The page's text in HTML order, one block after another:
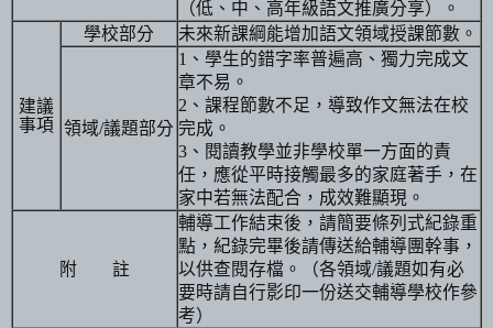
（低、中、高年級語文推廣分享）。
建議
事項
學校部分 未來新課綱能增加語文領域授課節數。
領域/議題部分
1 、學生的錯字率普遍高、獨力完成文
章不易。
2 、課程節數不足，導致作文無法在校
完成。
3 、閱讀教學並非學校單一方面的責
任，應從平時接觸最多的家庭著手，在
家中若無法配合，成效難顯現。
附 註
輔導工作結束後，請簡要條列式紀錄重
點，紀錄完畢後請傳送給輔導團幹事，
以供查閱存檔。（各領域/議題如有必
要時請自行影印一份送交輔導學校作參
考）